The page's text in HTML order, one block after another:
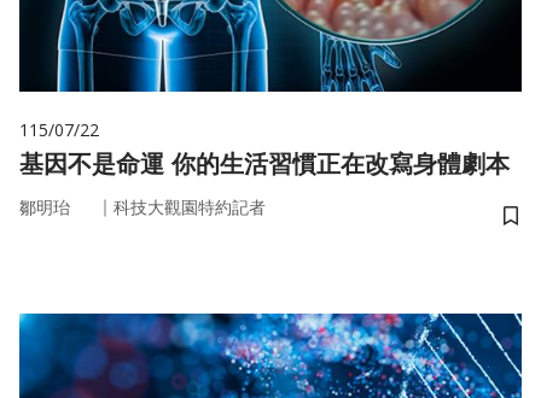
115/07/22
基因不是命運 你的生活習慣正在改寫身體劇本
鄒明珆 ｜ 科技大觀園特約記者
儲